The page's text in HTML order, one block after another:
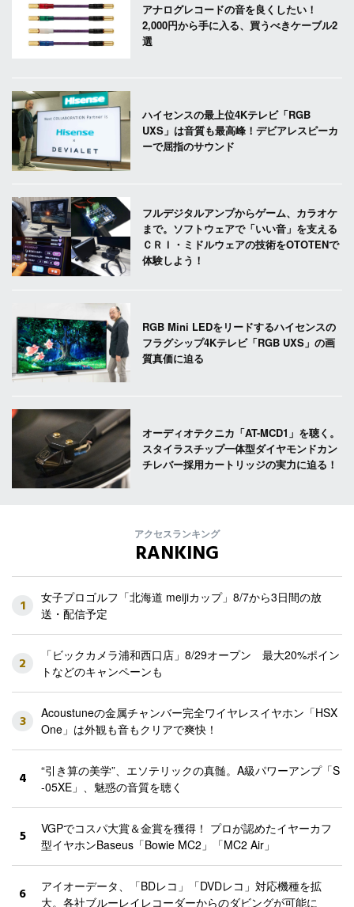
アナログレコードの音を良くしたい！
2,000円から手に入る、買うべきケーブル2
選
ハイセンスの最上位4Kテレビ「RGB
UXS」は音質も最高峰！デビアレスピーカ
ーで屈指のサウンド
フルデジタルアンプからゲーム、カラオケ
まで。ソフトウェアで「いい音」を支える
ＣＲＩ・ミドルウェアの技術をOTOTENで
体験しよう！
RGB Mini LEDをリードするハイセンスの
フラグシップ4Kテレビ「RGB UXS」の画
質真価に迫る
オーディオテクニカ「AT-MCD1」を聴く。
スタイラスチップ一体型ダイヤモンドカン
チレバー採用カートリッジの実力に迫る！
アクセスランキング
RANKING
1
女子プロゴルフ「北海道 meijiカップ」8/7から3日間の放
送・配信予定
2
「ビックカメラ浦和西口店」8/29オープン 最大20%ポイン
トなどのキャンペーンも
3
Acoustuneの金属チャンバー完全ワイヤレスイヤホン「HSX
One」は外観も音もクリアで爽快！
4
“引き算の美学”、エソテリックの真髄。A級パワーアンプ「S
-05XE」、魅惑の音質を聴く
5
VGPでコスパ大賞＆金賞を獲得！ プロが認めたイヤーカフ
型イヤホンBaseus「Bowie MC2」「MC2 Air」
6
アイオーデータ、「BDレコ」「DVDレコ」対応機種を拡
大。各社ブルーレイレコーダーからのダビングが可能に